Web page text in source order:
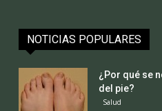
NOTICIAS POPULARES
¿Por qué se
del pie?
Salud